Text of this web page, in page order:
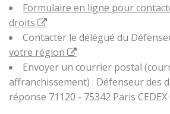
Formulaire en ligne pour
droits
Contacter le délégué du
votre région
Envoyer un courrier postal
affranchissement) : Défenseur des
réponse 71120 - 75342 Paris CEDEX